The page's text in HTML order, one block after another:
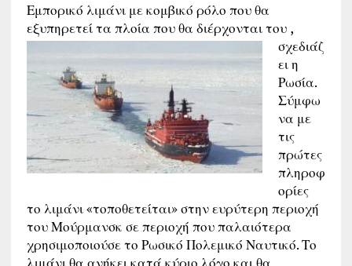
Εμπορικό λιμάνι με κομβικό ρόλο που θα
εξυπηρετεί τα πλοία που θα διέρχονται του ,
σχεδιάζ
ει η
Ρωσία.
Σύμφω
να με
τις
πρώτες
πληροφ
ορίες
το λιμάνι «τοποθετείται» στην ευρύτερη περιοχή
του Μούρμανσκ σε περιοχή που παλαιότερα
χρησιμοποιούσε το Ρωσικό Πολεμικό Ναυτικό. Το